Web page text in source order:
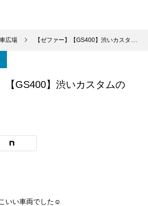
広場 【ゼファー】【GS400】渋いカスタムの2台ご紹介！
【GS400】渋いカスタムの
いい車両でした☺